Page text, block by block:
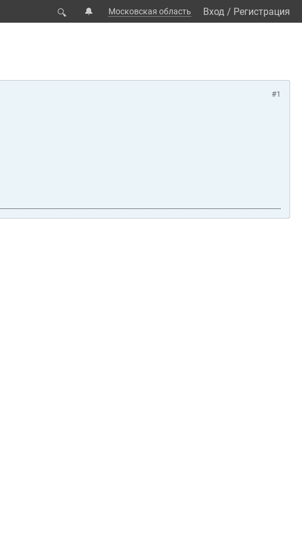
🔍 🔔 Московская область Вход / Регистрация
#1